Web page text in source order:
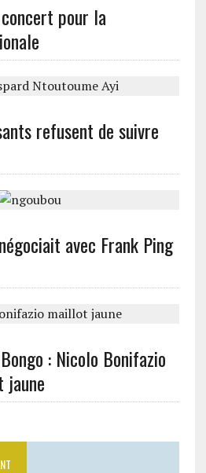
pour la
refusent de suivre
avec Frank Ping
: Nicolo Bonifazio
jaune